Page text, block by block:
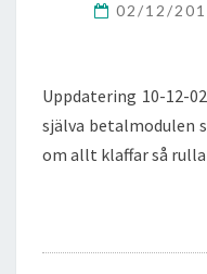
02/12/
Uppdatering 10-12-
själva betalmodulen
om allt klaffar så